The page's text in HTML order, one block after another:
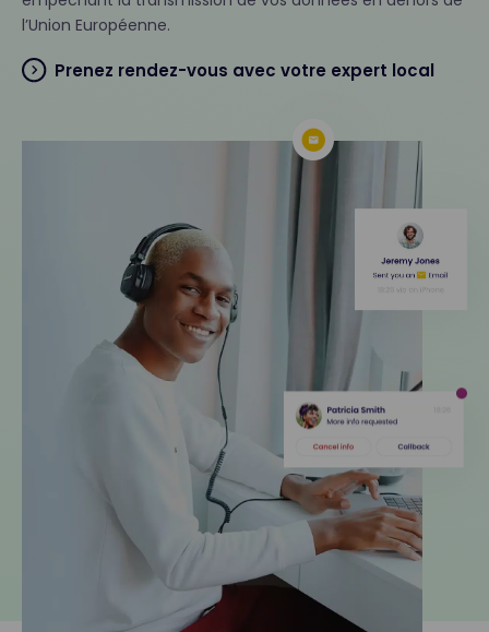
l’Union Européenne.
Prenez rendez-vous avec votre expert local